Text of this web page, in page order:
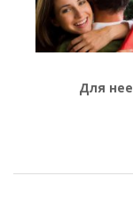
Для нее